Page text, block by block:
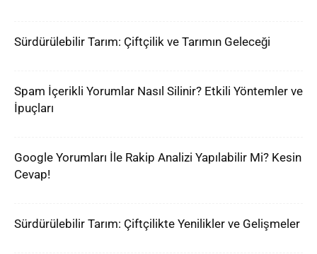
Sürdürülebilir Tarım: Çiftçilik ve Tarımın Geleceği
Spam İçerikli Yorumlar Nasıl Silinir? Etkili Yöntemler ve
İpuçları
Google Yorumları İle Rakip Analizi Yapılabilir Mi? Kesin
Cevap!
Sürdürülebilir Tarım: Çiftçilikte Yenilikler ve Gelişmeler